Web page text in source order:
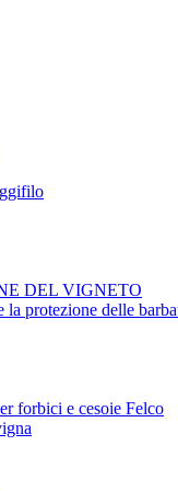
DEL VIGNETO
la protezione delle
forbici e cesoie Felco